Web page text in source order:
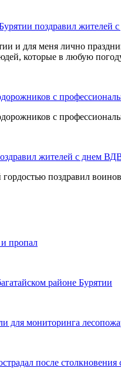
поздравил жителей
и для меня лично
которые в любую
с
с
жителей с днем
поздравил
пропал
районе Бурятии
для мониторинга
после столкновения